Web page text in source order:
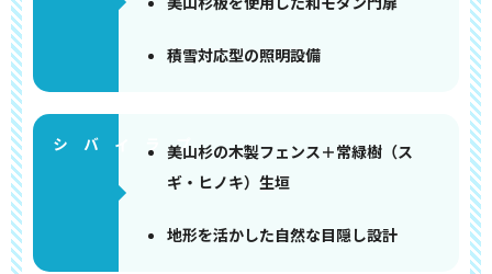
積雪対応型の照明設備
美山杉の木製フェンス＋常緑樹（ス
ギ・ヒノキ）生垣
地形を活かした自然な目隠し設計